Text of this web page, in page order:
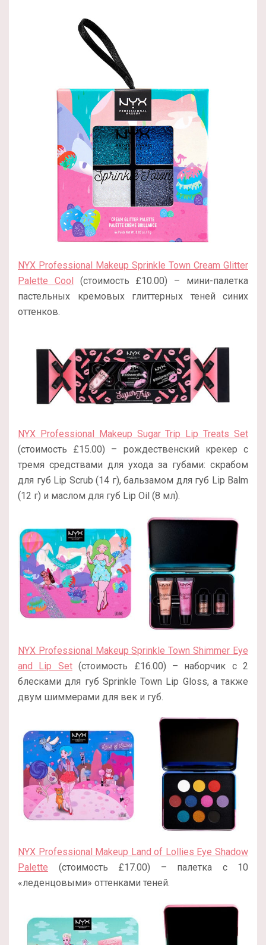
NYX Professional Makeup Sprinkle Town Cream Glitter
Palette Cool (стоимость £10.00) – мини-палетка
пастельных кремовых глиттерных теней синих
оттенков.
NYX Professional Makeup Sugar Trip Lip Treats Set
(стоимость £15.00) – рождественский крекер с
тремя средствами для ухода за губами: скрабом
для губ Lip Scrub (14 г), бальзамом для губ Lip Balm
(12 г) и маслом для губ Lip Oil (8 мл).
NYX Professional Makeup Sprinkle Town Shimmer Eye
and Lip Set(стоимость £16.00) – наборчик с 2
блесками для губ Sprinkle Town Lip Gloss, а также
двум шиммерами для век и губ.
NYX Professional Makeup Land of Lollies Eye Shadow
Palette (стоимость £17.00) – палетка с 10
«леденцовыми» оттенками теней.